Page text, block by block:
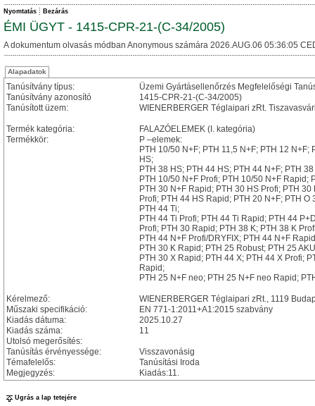
Nyomtatás Bezárás
ÉMI ÜGYT - 1415-CPR-21-(C-34/2005)
A dokumentum olvasás módban Anonymous számára 2026.AUG.06 05:36:05
Alapadatok
Tanúsítvány típus:
Üzemi Gyártásellenőrzés Megfelelőségi
Tanúsítvány azonosító
1415-CPR-21-(C-34/2005)
Tanúsított üzem:
WIENERBERGER Téglaipari zRt.
Termék kategória:
FALAZÓELEMEK (I. kategória)
Termékkör:
P –elemek:
PTH 10/50 N+F; PTH 11,5 N+F; PTH 12
HS;
PTH 38 HS; PTH 44 HS; PTH 44 N+F; PTH
PTH 10/50 N+F Profi; PTH 10/50 N+F Rapid;
PTH 30 N+F Rapid; PTH 30 HS Profi; PTH
Profi; PTH 44 HS Rapid; PTH 20 N+F; PTH
PTH 44 Ti;
PTH 44 Ti Profi; PTH 44 Ti Rapid; PTH 44
Profi; PTH 30 Rapid; PTH 38 K; PTH 38 K
PTH 44 N+F Profi/DRYFIX; PTH 44 N+F
PTH 30 K Rapid; PTH 25 Robust; PTH 25
PTH 30 X Rapid; PTH 44 X; PTH 44 X Profi;
Rapid;
PTH 25 N+F neo; PTH 25 N+F neo Rapid;
Kérelmező:
WIENERBERGER Téglaipari zRt., 1119
Műszaki specifikáció:
EN 771-1:2011+A1:2015 szabvány
Kiadás dátuma:
2025.10.27
Kiadás száma:
11
Utolsó megerősítés:
Tanúsítás érvényessége:
Visszavonásig
Témafelelős:
Tanúsítási Iroda
Megjegyzés:
Kiadás:11.
Ugrás a lap tetejére